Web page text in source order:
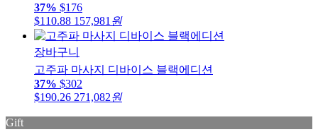
37% $176
$110.88 157,981 원
장바구니
고주파 마사지 디바이스 블랙에디션
37% $302
$190.26 271,082원
Gift